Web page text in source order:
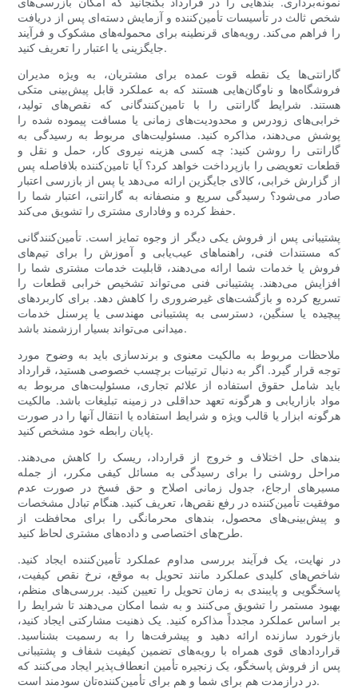
شخص ثالث در تأسیسات تأمین‌کننده و آزمایش دسته‌ای پس از دریافت
را فراهم می‌کند. رویه‌های قرنطینه برای محموله‌های مشکوک و فرآیند
جایگزینی یا اعتبار را تعریف کنید.
گارانتی‌ها یک نقطه قوت عمده برای مشتریان، به ویژه مدیران
فروشگاه‌ها و ناوگان‌هایی هستند که به عملکرد قابل پیش‌بینی متکی
هستند. شرایط گارانتی را با تامین‌کنندگانی که نقص‌های تولید،
خرابی‌های زودرس و محدودیت‌های زمانی یا مسافت پیموده شده را
پوشش می‌دهند، مذاکره کنید. مسئولیت‌های مربوط به رسیدگی به
گارانتی را روشن کنید: چه کسی هزینه نیروی کار، حمل و نقل و
قطعات تعویضی را بازپرداخت خواهد کرد؟ آیا تامین‌کننده بلافاصله پس
از گزارش خرابی، کالای جایگزین ارائه می‌دهد یا پس از بازرسی اعتبار
صادر می‌شود؟ رسیدگی سریع و منصفانه به گارانتی، اعتبار شما را
حفظ کرده و وفاداری مشتری را تشویق می‌کند.
پشتیبانی پس از فروش یکی دیگر از وجوه تمایز است. تأمین‌کنندگانی
که مستندات فنی، راهنماهای عیب‌یابی و آموزش را برای تیم‌های
فروش یا خدمات شما ارائه می‌دهند، قابلیت خدمات مشتری شما را
افزایش می‌دهند. پشتیبانی فنی می‌تواند تشخیص خرابی قطعات را
تسریع کرده و بازگشت‌های غیرضروری را کاهش دهد. برای کاربردهای
پیچیده یا سنگین، دسترسی به پشتیبانی مهندسی یا پرسنل خدمات
میدانی می‌تواند بسیار ارزشمند باشد.
ملاحظات مربوط به مالکیت معنوی و برندسازی باید به وضوح مورد
توجه قرار گیرد. اگر به دنبال ترتیبات برچسب خصوصی هستید، قرارداد
باید شامل حقوق استفاده از علائم تجاری، مسئولیت‌های مربوط به
مواد بازاریابی و هرگونه تعهد حداقلی در زمینه تبلیغات باشد. مالکیت
هرگونه ابزار یا قالب ویژه و شرایط استفاده یا انتقال آنها را در صورت
پایان رابطه خود مشخص کنید.
بندهای حل اختلاف و خروج از قرارداد، ریسک را کاهش می‌دهند.
مراحل روشنی را برای رسیدگی به مسائل کیفی مکرر، از جمله
مسیرهای ارجاع، جدول زمانی اصلاح و حق فسخ در صورت عدم
موفقیت تأمین‌کننده در رفع نقص‌ها، تعریف کنید. هنگام تبادل مشخصات
و پیش‌بینی‌های محصول، بندهای محرمانگی را برای محافظت از
طرح‌های اختصاصی و داده‌های مشتری لحاظ کنید.
در نهایت، یک فرآیند بررسی مداوم عملکرد تأمین‌کننده ایجاد کنید.
شاخص‌های کلیدی عملکرد مانند تحویل به موقع، نرخ نقص کیفیت،
پاسخگویی و پایبندی به زمان تحویل را تعیین کنید. بررسی‌های منظم،
بهبود مستمر را تشویق می‌کنند و به شما امکان می‌دهند تا شرایط را
بر اساس عملکرد مجدداً مذاکره کنید. یک ذهنیت مشارکتی ایجاد کنید،
بازخورد سازنده ارائه دهید و پیشرفت‌ها را به رسمیت بشناسید.
قراردادهای قوی همراه با رویه‌های تضمین کیفیت شفاف و پشتیبانی
پس از فروش پاسخگو، یک زنجیره تأمین انعطاف‌پذیر ایجاد می‌کنند که
در درازمدت هم برای شما و هم برای تأمین‌کننده‌تان سودمند است.